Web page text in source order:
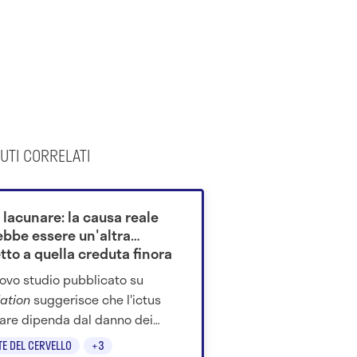
CORRELATI
DEL CERVELLO +3
la causa reale
essere un'altra
a quella creduta finora
studio pubblicato su
suggerisce che l'ictus
dipenda dal danno dei
vasi cerebrali più che